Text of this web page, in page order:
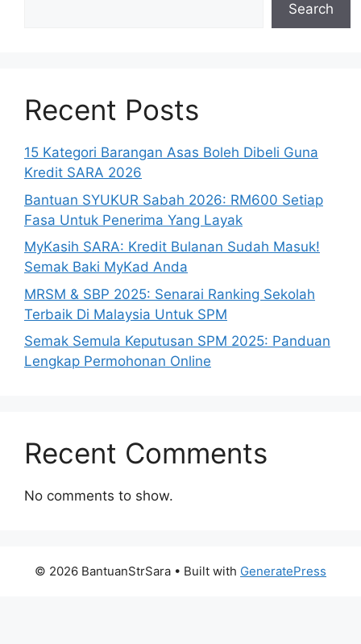
Search
Recent Posts
15 Kategori Barangan Asas Boleh Dibeli Guna
Kredit SARA 2026
Bantuan SYUKUR Sabah 2026: RM600 Setiap
Fasa Untuk Penerima Yang Layak
MyKasih SARA: Kredit Bulanan Sudah Masuk!
Semak Baki MyKad Anda
MRSM & SBP 2025: Senarai Ranking Sekolah
Terbaik Di Malaysia Untuk SPM
Semak Semula Keputusan SPM 2025: Panduan
Lengkap Permohonan Online
Recent Comments
No comments to show.
© 2026 BantuanStrSara • Built with GeneratePress